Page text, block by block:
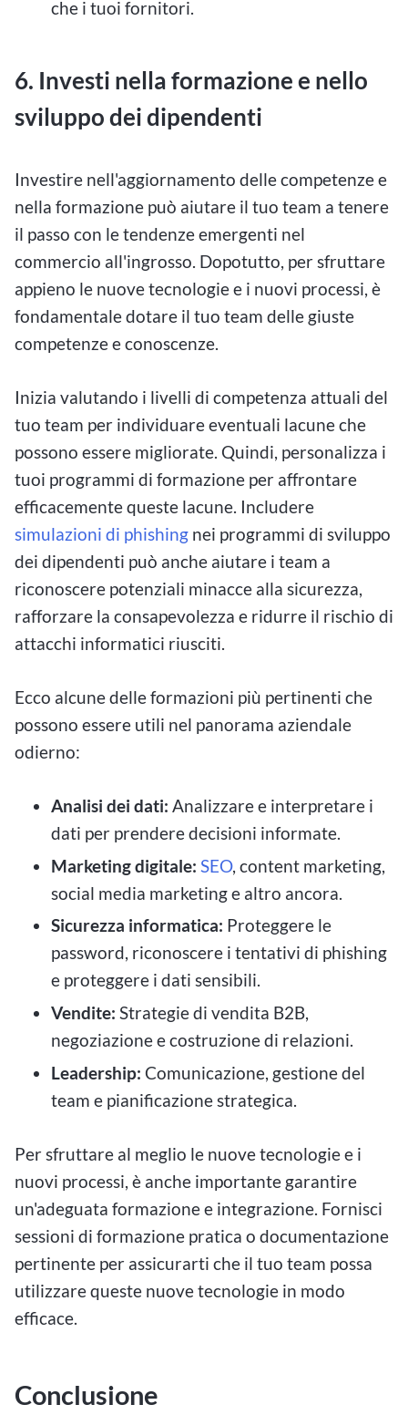
che i tuoi fornitori.
6. Investi nella formazione e nello
sviluppo dei dipendenti
Investire nell'aggiornamento delle competenze e
nella formazione può aiutare il tuo team a tenere
il passo con le tendenze emergenti nel
commercio all'ingrosso. Dopotutto, per sfruttare
appieno le nuove tecnologie e i nuovi processi, è
fondamentale dotare il tuo team delle giuste
competenze e conoscenze.
Inizia valutando i livelli di competenza attuali del
tuo team per individuare eventuali lacune che
possono essere migliorate. Quindi, personalizza i
tuoi programmi di formazione per affrontare
efficacemente queste lacune. Includere
simulazioni di phishing nei programmi di sviluppo
dei dipendenti può anche aiutare i team a
riconoscere potenziali minacce alla sicurezza,
rafforzare la consapevolezza e ridurre il rischio di
attacchi informatici riusciti.
Ecco alcune delle formazioni più pertinenti che
possono essere utili nel panorama aziendale
odierno:
Analisi dei dati: Analizzare e interpretare i
dati per prendere decisioni informate.
Marketing digitale: SEO, content marketing,
social media marketing e altro ancora.
Sicurezza informatica: Proteggere le
password, riconoscere i tentativi di phishing
e proteggere i dati sensibili.
Vendite: Strategie di vendita B2B,
negoziazione e costruzione di relazioni.
Leadership: Comunicazione, gestione del
team e pianificazione strategica.
Per sfruttare al meglio le nuove tecnologie e i
nuovi processi, è anche importante garantire
un'adeguata formazione e integrazione. Fornisci
sessioni di formazione pratica o documentazione
pertinente per assicurarti che il tuo team possa
utilizzare queste nuove tecnologie in modo
efficace.
Conclusione